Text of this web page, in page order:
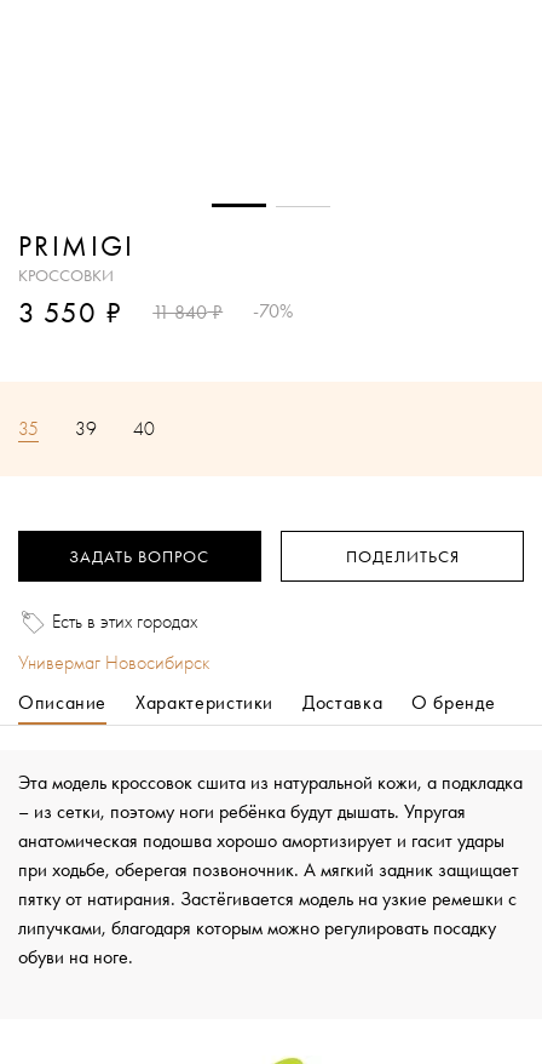
PRIMIGI
КРОССОВКИ
3 550 ₽ 11 840₽ -70%
35 39 40
ЗАДАТЬ ВОПРОС ПОДЕЛИТЬСЯ
Есть в этих городах
Универмаг Новосибирск
Описание
Характеристики Доставка О бренде
Эта модель кроссовок сшита из натуральной кожи, а подкладка
– из сетки, поэтому ноги ребёнка будут дышать. Упругая
анатомическая подошва хорошо амортизирует и гасит удары
при ходьбе, оберегая позвоночник. А мягкий задник защищает
пятку от натирания. Застёгивается модель на узкие ремешки с
липучками, благодаря которым можно регулировать посадку
обуви на ноге.